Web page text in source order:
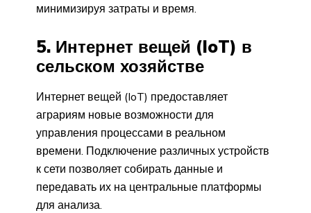
минимизируя затраты и время.
5. Интернет вещей (IoT) в
сельском хозяйстве
Интернет вещей (IoT) предоставляет
аграриям новые возможности для
управления процессами в реальном
времени. Подключение различных устройств
к сети позволяет собирать данные и
передавать их на центральные платформы
для анализа.